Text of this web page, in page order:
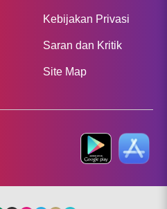
Kebijakan Privasi
Saran dan Kritik
Site Map